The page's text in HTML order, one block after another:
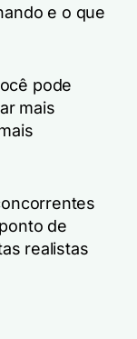
e o que
pode
mais
de
realistas